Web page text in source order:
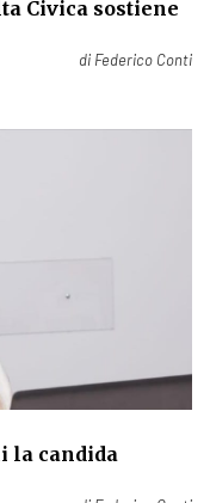
Civica sostiene
di Federico Conti
la candida